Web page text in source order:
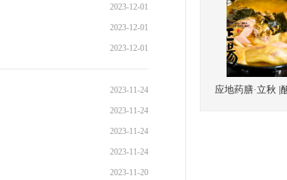
2023-12-01
2023-12-01
2023-12-01
2023-11-24
2023-11-24
2023-11-24
2023-11-24
2023-11-20
应地药膳·立秋 |